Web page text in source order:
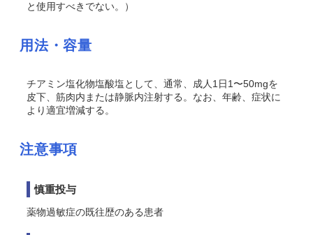
と使用すべきでない。）
用法・容量
チアミン塩化物塩酸塩として、通常、成人1日1〜50mgを
皮下、筋肉内または静脈内注射する。なお、年齢、症状に
より適宜増減する。
注意事項
慎重投与
薬物過敏症の既往歴のある患者